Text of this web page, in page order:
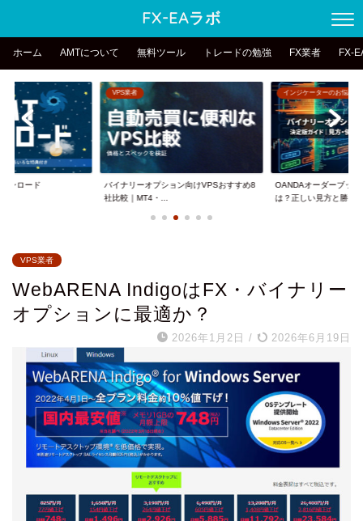
FX-EAラボ
ホーム AMTについて 無料ツール トレードの勉強 FX業者 FX-
ンロード
VPS業者
バイナリーオプション向けVPSおすすめ8
社比較｜MT4・...
インジケーターのお悩み
OANDAオーダーブッ
は？正しい見方と勝...
VPS業者
WebARENA IndigoはFX・バイナリー
オプションに最適か？
2026年1月2日 / 2026年6月19日